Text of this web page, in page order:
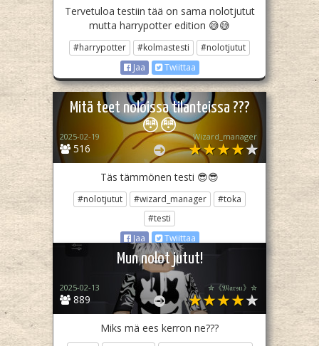
Tervetuloa testiin tää on sama nolotjutut
mutta harrypotter edition 😅😅
#harrypotter #kolmastesti
#nolotjutut
Jaa
Twiittaa
Mitä teet noloissa tilanteissa ???
😳😳
516
2025-02-19 Wizard_manager
Täs tämmönen testi 😎😎
#nolotjutut #wizard_manager
#toka
#testi
Jaa
Twiittaa
Mun nolot jutut!
889
2025-02-13 ✮《𝔐𝔞𝔯𝔰𝔲》✮
Miks mä ees kerron ne???